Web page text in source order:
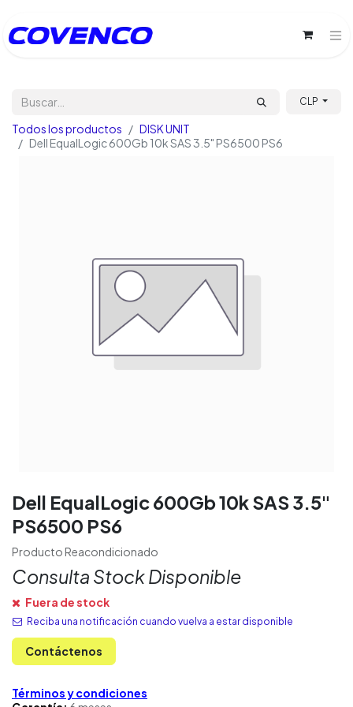
CLP
Todos los productos
DISK UNIT
Dell EqualLogic 600Gb 10k SAS 3.5" PS6500 PS6
Dell EqualLogic 600Gb 10k SAS 3.5"
PS6500 PS6
Producto Reacondicionado
Consulta Stock Disponible
Fuera de stock
Reciba una notificación cuando vuelva a estar disponible
Contáctenos
Términos y condiciones